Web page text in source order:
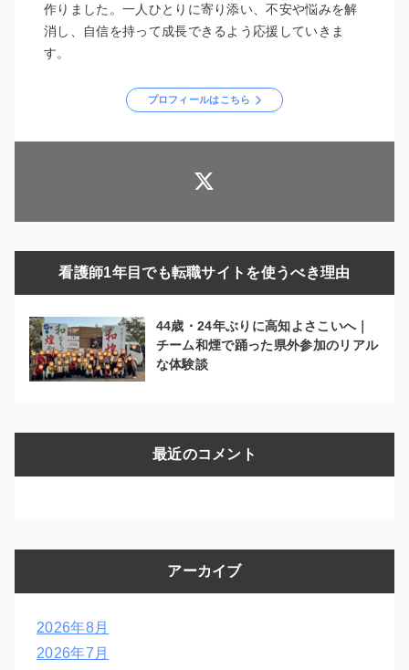
作りました。一人ひとりに寄り添い、不安や悩みを解
消し、自信を持って成長できるよう応援していきま
す。
プロフィールはこちら
看護師1年目でも転職サイトを使うべき理由
44歳・24年ぶりに高知よさこいへ｜
チーム和煙で踊った県外参加のリアル
な体験談
最近のコメント
アーカイブ
2026年8月
2026年7月